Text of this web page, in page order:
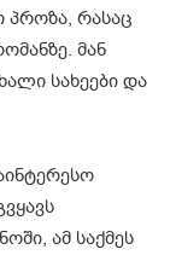
პროზა, რასაც
მან
სახეები და
ამ საქმეს